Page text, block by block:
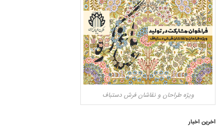
ویژه طراحان و نقاشان فرش دستباف
اخرین اخبار